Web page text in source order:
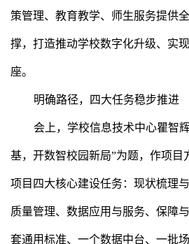
策管理、教育教学、师生服务提供
撑，打造推动学校数字化升级、实
座。
明确路径，四大任务稳步推进
会上，学校信息技术中心瞿智
基，开数智校园新局”为题，作项目
项目四大核心建设任务：现状梳理
质量管理、数据应用与服务、保障
套通用标准、一个数据中台、一批